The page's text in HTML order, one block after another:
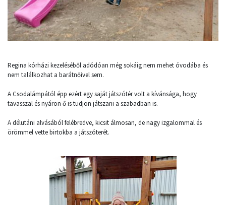
Regina kórházi kezeléséből adódóan még sokáig nem mehet óvodába és
nem találkozhat a barátnőivel sem.
A Csodalámpától épp ezért egy saját játszótér volt a kívánsága, hogy
tavasszal és nyáron ő is tudjon játszani a szabadban is.
A délutáni alvásából felébredve, kicsit álmosan, de nagy izgalommal és
örömmel vette birtokba a játszóterét.